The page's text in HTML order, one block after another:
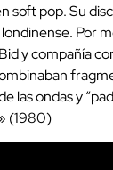
soft pop. Su
Por
y compañía
las ondas y
(1980)